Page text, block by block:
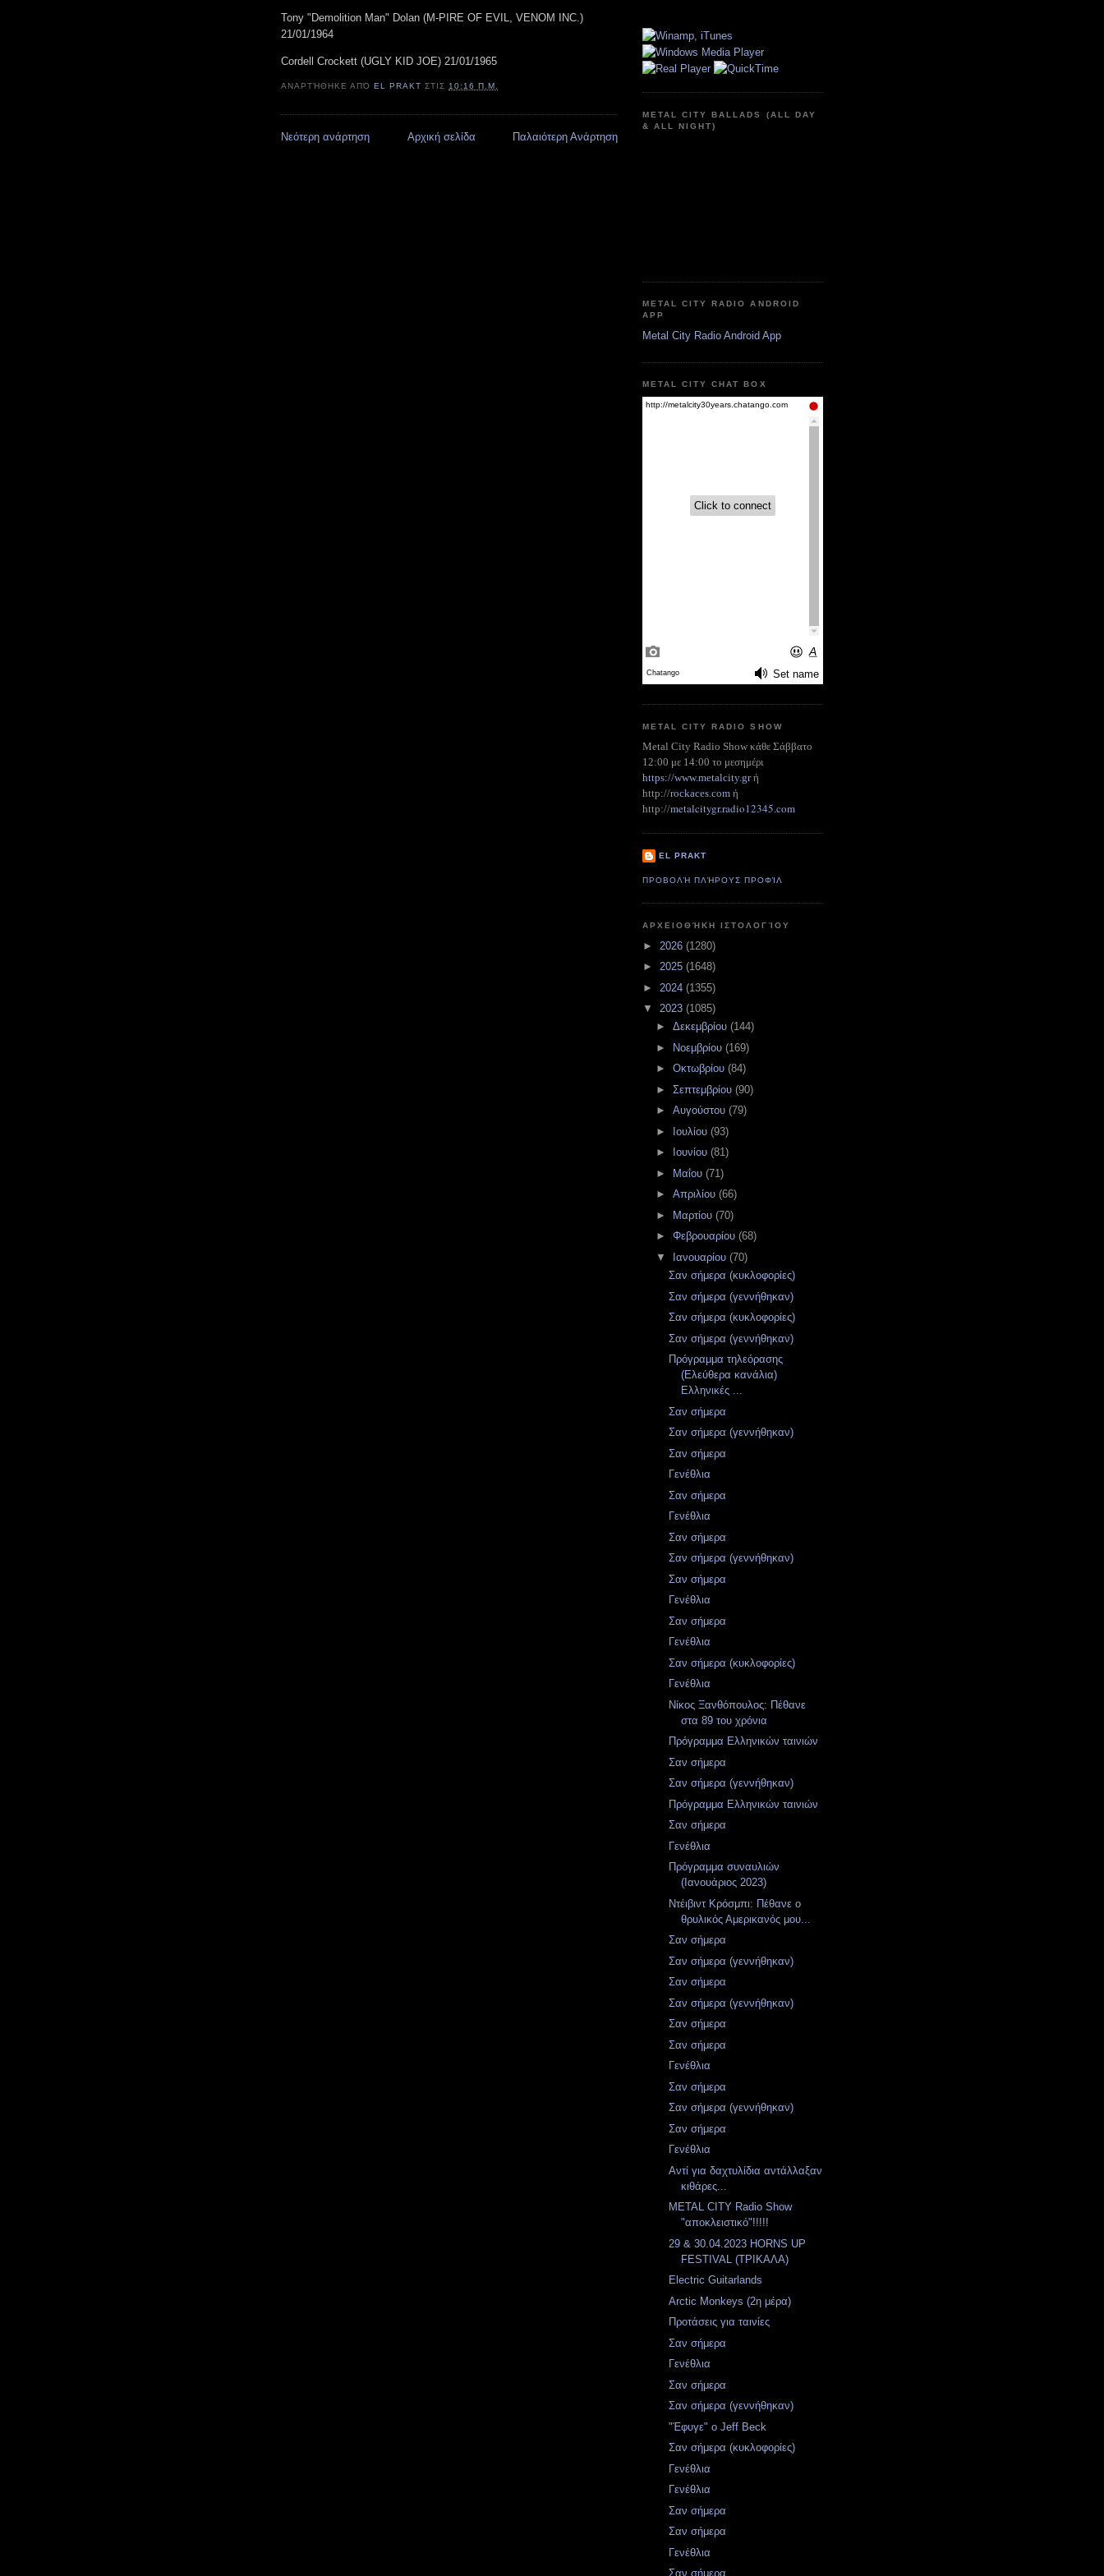
Tony "Demolition Man" Dolan (M-PIRE OF EVIL, VENOM INC.)
21/01/1964
Cordell Crockett (UGLY KID JOE) 21/01/1965
ΑΝΑΡΤΉΘΗΚΕ ΑΠΌEL PRAKT ΣΤΙΣ 10:16 Π.Μ.
Νεότερη ανάρτηση Παλαιότερη Ανάρτηση
Αρχική σελίδα
METAL CITY BALLADS (ALL DAY
& ALL NIGHT)
METAL CITY RADIO ANDROID
APP
Metal City Radio Android App
METAL CITY CHAT BOX
METAL CITY RADIO SHOW
Metal City Radio Show κάθε Σάββατο
12:00 με 14:00 το μεσημέρι
https://www.metalcity.grή
http://rockaces.com ή
http://metalcitygr.radio12345.com
EL PRAKT
ΠΡΟΒΟΛΉ ΠΛΉΡΟΥΣ ΠΡΟΦΊΛ
ΑΡΧΕΙΟΘΉΚΗ ΙΣΤΟΛΟΓΊΟΥ
► 2026 (1280)
► 2025 (1648)
► 2024 (1355)
▼ 2023 (1085)
► Δεκεμβρίου (144)
►
Νοεμβρίου (169)
► Οκτωβρίου (84)
► Σεπτεμβρίου (90)
► Αυγούστου (79)
►
Ιουλίου (93)
►
Ιουνίου (81)
►
Μαΐου (71)
► Απριλίου (66)
►
Μαρτίου (70)
► Φεβρουαρίου (68)
▼
Ιανουαρίου (70)
Σαν σήμερα (κυκλοφορίες)
Σαν σήμερα (γεννήθηκαν)
Σαν σήμερα (κυκλοφορίες)
Σαν σήμερα (γεννήθηκαν)
Πρόγραμμα τηλεόρασης
(Ελεύθερα κανάλια)
Ελληνικές ...
Σαν σήμερα
Σαν σήμερα (γεννήθηκαν)
Σαν σήμερα
Γενέθλια
Σαν σήμερα
Γενέθλια
Σαν σήμερα
Σαν σήμερα (γεννήθηκαν)
Σαν σήμερα
Γενέθλια
Σαν σήμερα
Γενέθλια
Σαν σήμερα (κυκλοφορίες)
Γενέθλια
Νίκος Ξανθόπουλος: Πέθανε
στα 89 του χρόνια
Πρόγραμμα Ελληνικών ταινιών
Σαν σήμερα
Σαν σήμερα (γεννήθηκαν)
Πρόγραμμα Ελληνικών ταινιών
Σαν σήμερα
Γενέθλια
Πρόγραμμα συναυλιών
(Ιανουάριος 2023)
Ντέιβιντ Κρόσμπι: Πέθανε ο
θρυλικός Αμερικανός μου...
Σαν σήμερα
Σαν σήμερα (γεννήθηκαν)
Σαν σήμερα
Σαν σήμερα (γεννήθηκαν)
Σαν σήμερα
Σαν σήμερα
Γενέθλια
Σαν σήμερα
Σαν σήμερα (γεννήθηκαν)
Σαν σήμερα
Γενέθλια
Αντί για δαχτυλίδια αντάλλαξαν
κιθάρες...
METAL CITY Radio Show
"αποκλειστικό"!!!!!
29 & 30.04.2023 HORNS UP
FESTIVAL (ΤΡΙΚΑΛΑ)
Electric Guitarlands
Arctic Monkeys (2η μέρα)
Προτάσεις για ταινίες
Σαν σήμερα
Γενέθλια
Σαν σήμερα
Σαν σήμερα (γεννήθηκαν)
"Έφυγε" ο Jeff Beck
Σαν σήμερα (κυκλοφορίες)
Γενέθλια
Γενέθλια
Σαν σήμερα
Σαν σήμερα
Γενέθλια
Σαν σήμερα